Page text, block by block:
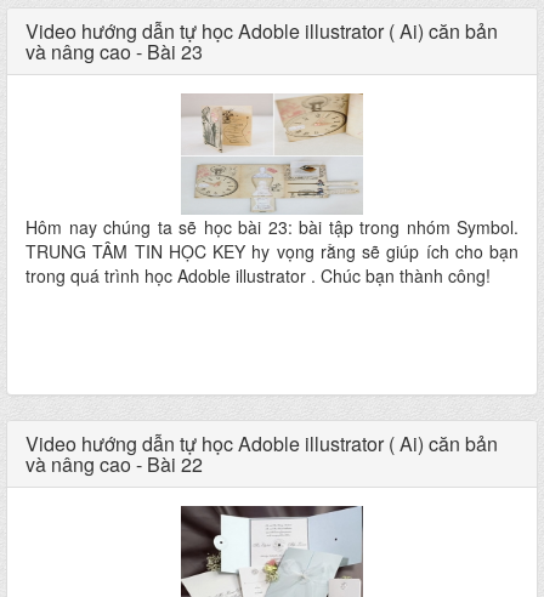
Video hướng dẫn tự học Adoble illustrator ( Ai) căn bản
và nâng cao - Bài 23
Hôm nay chúng ta sẽ học bài 23: bài tập trong nhóm Symbol.
TRUNG TÂM TIN HỌC KEY hy vọng rằng sẽ giúp ích cho bạn
trong quá trình học Adoble illustrator . Chúc bạn thành công!
Video hướng dẫn tự học Adoble illustrator ( Ai) căn bản
và nâng cao - Bài 22